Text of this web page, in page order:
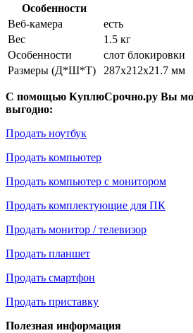
Особенности
Веб-камера
есть
Вес
1.5 кг
Особенности
слот блокировки
Размеры (Д*Ш*Т)
287x212x21.7 мм
С помощью КуплюСрочно.ру Вы
выгодно:
Продать ноутбук
Продать компьютер
Продать компьютер с монитором
Продать комплектующие для ПК
Продать монитор / телевизор
Продать планшет
Продать смартфон
Продать приставку
Полезная информация